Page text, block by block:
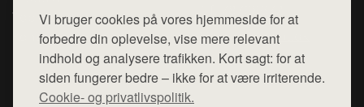
Vi bruger cookies på vores hjemmeside for at
forbedre din oplevelse, vise mere relevant
indhold og analysere trafikken. Kort sagt: for at
siden fungerer bedre – ikke for at være irriterende.
Cookie- og privatlivspolitik.
Top Rabatter
Kontakt
Mail: hej@want.dk
Cookie- og privatlivspolitik